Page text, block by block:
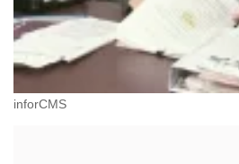
inforCMS